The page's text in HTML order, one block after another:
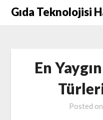
SkipGıda Teknolojisi
En
Posted on